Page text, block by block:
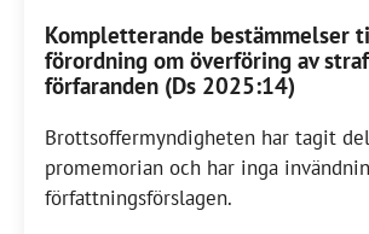
Kompletterande bestämmelser
förordning om överföring av
förfaranden (Ds 2025:14)
Brottsoffermyndigheten har tagit
promemorian och har inga
författningsförslagen.